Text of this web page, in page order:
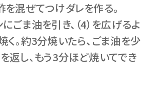
を混ぜてつけダレを作る。
ごま油を引き、（4）を広げるよ
く。約3分焼いたら、ごま油を少
返し、もう3分ほど焼いてでき